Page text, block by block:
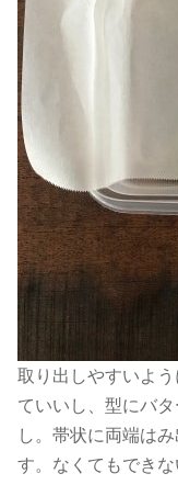
取り出しやすいよ
ていいし、型にバ
し。帯状に両端は
す。なくてもできな